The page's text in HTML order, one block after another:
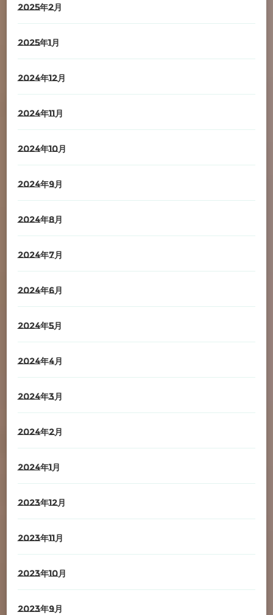
2025年2月
2025年1月
2024年12月
2024年11月
2024年10月
2024年9月
2024年8月
2024年7月
2024年6月
2024年5月
2024年4月
2024年3月
2024年2月
2024年1月
2023年12月
2023年11月
2023年10月
2023年9月